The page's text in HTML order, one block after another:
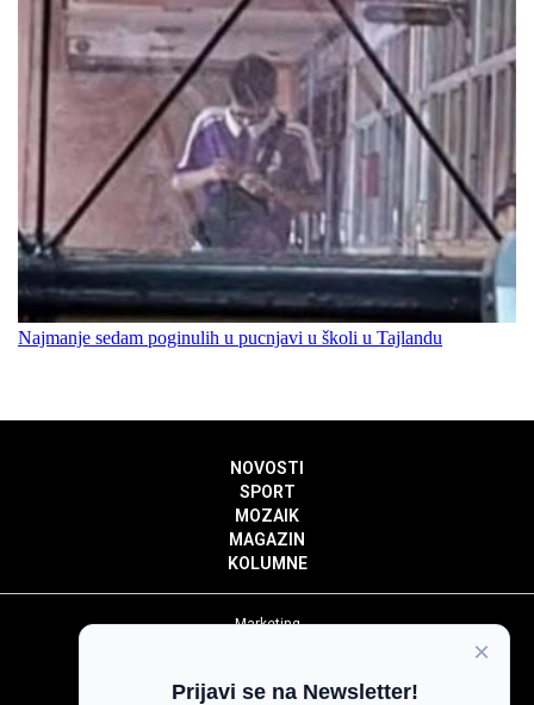
Najmanje sedam poginulih u pucnjavi u školi u Tajlandu
NOVOSTI
SPORT
MOZAIK
MAGAZIN
KOLUMNE
Marketing
Impressum
×
Prijavi se na Newsletter!